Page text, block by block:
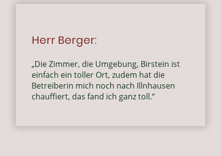
Herr Berger:
„Die Zimmer, die Umgebung, Birstein ist
einfach ein toller Ort, zudem hat die
Betreiberin mich noch nach Illnhausen
chauffiert, das fand ich ganz toll.“